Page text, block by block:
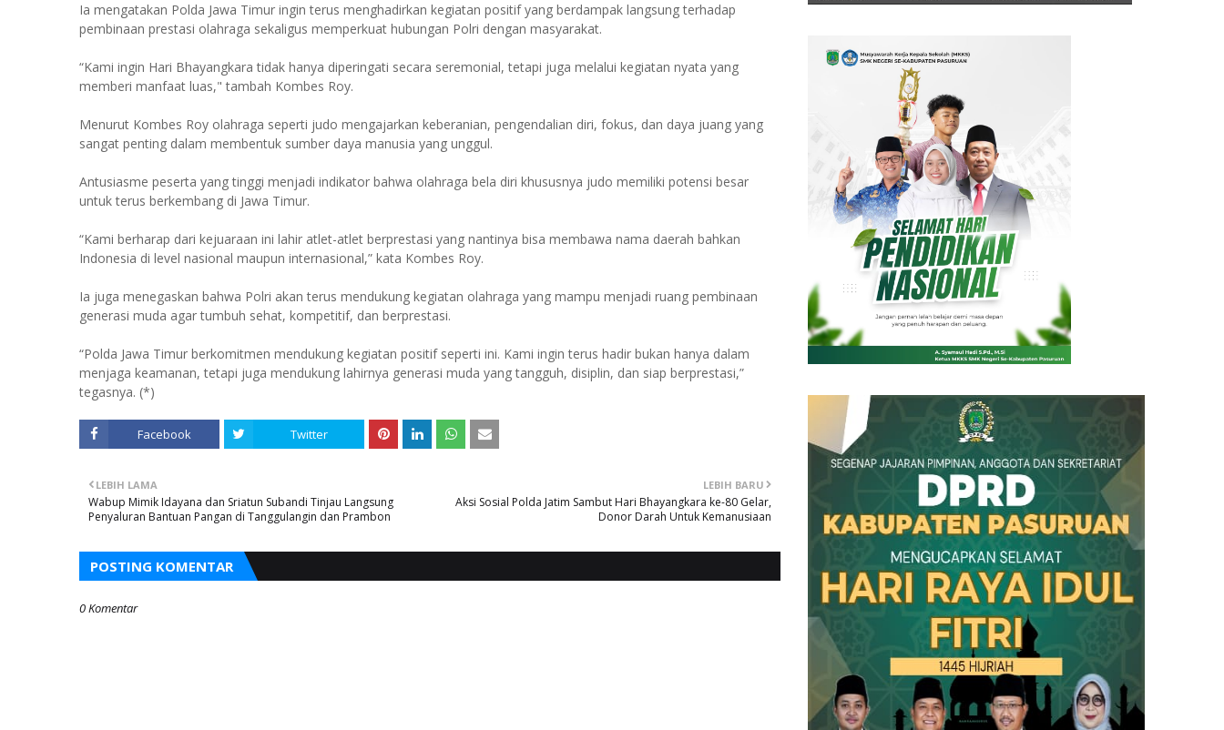
Ia mengatakan Polda Jawa Timur ingin terus menghadirkan kegiatan positif yang berdampak langsung terhadap
pembinaan prestasi olahraga sekaligus memperkuat hubungan Polri dengan masyarakat.
“Kami ingin Hari Bhayangkara tidak hanya diperingati secara seremonial, tetapi juga melalui kegiatan nyata yang
memberi manfaat luas," tambah Kombes Roy.
Menurut Kombes Roy olahraga seperti judo mengajarkan keberanian, pengendalian diri, fokus, dan daya juang yang
sangat penting dalam membentuk sumber daya manusia yang unggul.
Antusiasme peserta yang tinggi menjadi indikator bahwa olahraga bela diri khususnya judo memiliki potensi besar
untuk terus berkembang di Jawa Timur.
“Kami berharap dari kejuaraan ini lahir atlet-atlet berprestasi yang nantinya bisa membawa nama daerah bahkan
Indonesia di level nasional maupun internasional,” kata Kombes Roy.
Ia juga menegaskan bahwa Polri akan terus mendukung kegiatan olahraga yang mampu menjadi ruang pembinaan
generasi muda agar tumbuh sehat, kompetitif, dan berprestasi.
“Polda Jawa Timur berkomitmen mendukung kegiatan positif seperti ini. Kami ingin terus hadir bukan hanya dalam
menjaga keamanan, tetapi juga mendukung lahirnya generasi muda yang tangguh, disiplin, dan siap berprestasi,”
tegasnya. (*)
Facebook Twitter
LEBIH BARU
Aksi Sosial Polda Jatim Sambut Hari Bhayangkara ke-80 Gelar,
Donor Darah Untuk Kemanusiaan
LEBIH LAMA
Wabup Mimik Idayana dan Sriatun Subandi Tinjau Langsung
Penyaluran Bantuan Pangan di Tanggulangin dan Prambon
POSTING KOMENTAR
0 Komentar